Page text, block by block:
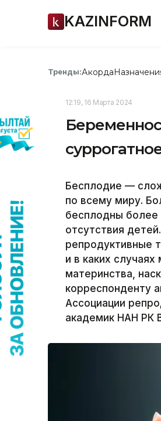
KAZINFORM
Тренды:Акорда
12:19, 16 Марта 2024
Бесплодие —
по всему миру.
бесплодны более
отсутствия
репродуктивные
и в каких
материнства,
корреспонденту
Ассоциации
академик НАН РК